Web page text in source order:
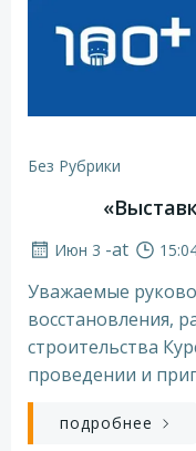
Без Рубрики
Июн 3 -at
Уважаемые
восстановления,
строительства
проведении и
подробнее